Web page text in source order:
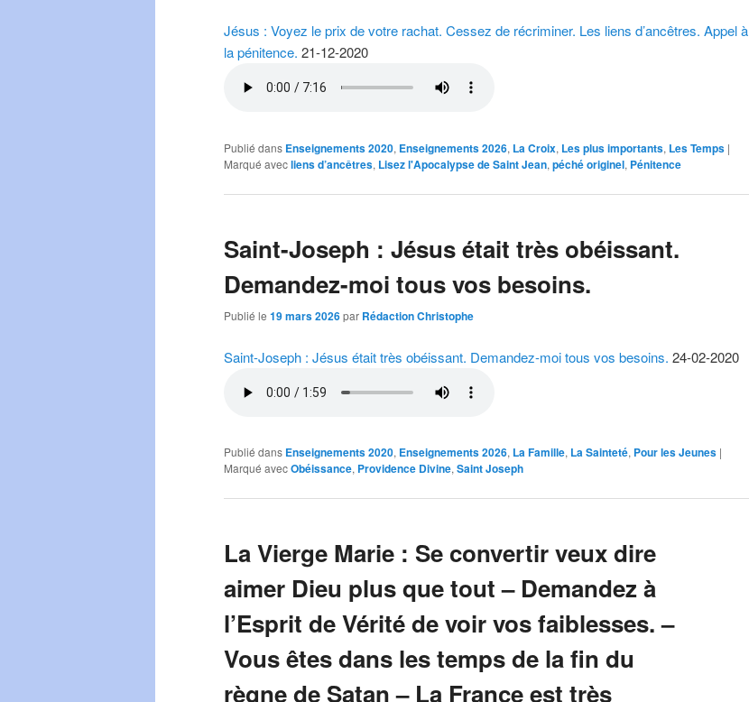
Jésus : Voyez le prix de votre rachat. Cessez de récriminer. Les liens d’ancêtres. Appel à
la pénitence. 21-12-2020
Publié dans Enseignements 2020, Enseignements 2026, La Croix, Les plus importants, Les Temps |
Marqué avecliens d’ancêtres, Lisez l'Apocalypse de Saint Jean, péché originel, Pénitence
Saint-Joseph : Jésus était très obéissant.
Demandez-moi tous vos besoins.
Publié le 19 mars 2026par Rédaction Christophe
Saint-Joseph : Jésus était très obéissant. Demandez-moi tous vos besoins. 24-02-2020
Publié dans Enseignements 2020, Enseignements 2026, La Famille, La Sainteté, Pour les Jeunes |
Marqué avecObéissance, Providence Divine, Saint Joseph
La Vierge Marie : Se convertir veux dire
aimer Dieu plus que tout – Demandez à
l’Esprit de Vérité de voir vos faiblesses. –
Vous êtes dans les temps de la fin du
règne de Satan – La France est très